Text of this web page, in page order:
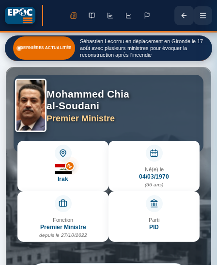
DERNIÈRES ACTUALITÉS
Sébastien Lecornu en déplacement en Gironde le 17
août avec plusieurs ministres pour évoquer la
reconstruction après l'incendie
Le courrier moqueur de cet élu lyonnais à Éric Ciotti
après la reprise de ce village olympique pour les JO
2030
Mohammed Chia
al-Soudani
Premier Ministre
Irak
Né(e) le
04/03/1970
(56 ans)
Fonction
Premier Ministre
depuis le 27/10/2022
Parti
PID